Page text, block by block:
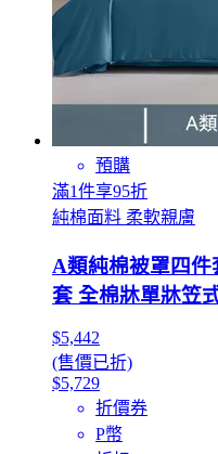
預購
滿1件享95折
純棉面料 柔軟親膚
A類純棉被罩四
套 全棉牀單牀笠
$5,442
(售價已折)
$5,729
折價券
P幣